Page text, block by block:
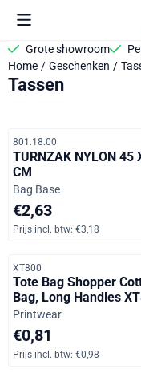
Cookievoorkeuren zijn
Grote showroom
Home / Geschenken /
Tassen
Artikelnummer
801.18.00
TURNZAK NYLON 45
CM
Merk:
Bag Base
Prijs: 2,63, inclusief
€2,63
Prijs incl. btw: €3,18
Artikelnummer
XT800
Tote Bag Shopper
Bag, Long Handles
Merk:
Printwear
Prijs: 0,81, inclusief
€0,81
Prijs incl. btw: €0,98